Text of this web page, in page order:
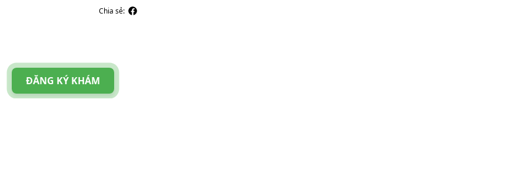
Chia sẻ:
ĐĂNG KÝ KHÁM